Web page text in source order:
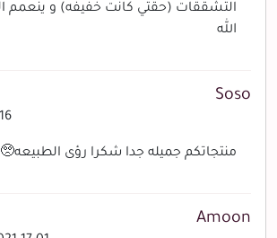
التشققات (حقتي كانت خفيفه) و ينعمم
الله
Soso
منتجاتكم جميله جدا شكرا رؤى
Amoon